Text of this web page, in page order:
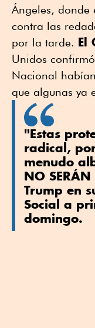
Ángeles, donde
contra las
por la tarde. El
Unidos
Nacional
que algunas ya
"Estas
radical,
menudo
NO
Trump en
Social a
domingo.